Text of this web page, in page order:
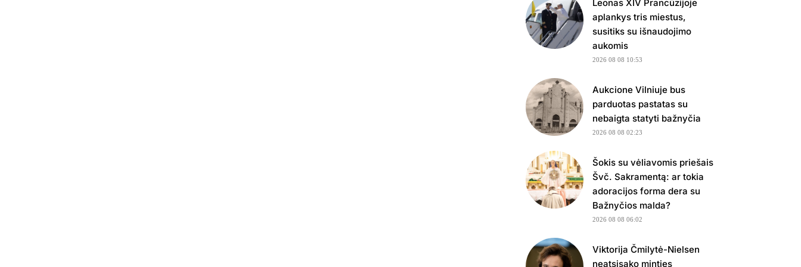
Leonas XIV Prancūzijoje
aplankys tris miestus,
susitiks su išnaudojimo
aukomis
2026 08 08 10:53
Aukcione Vilniuje bus
parduotas pastatas su
nebaigta statyti bažnyčia
2026 08 08 02:23
Šokis su vėliavomis priešais
Švč. Sakramentą: ar tokia
adoracijos forma dera su
Bažnyčios malda?
2026 08 08 06:02
Viktorija Čmilytė-Nielsen
neatsisako minties